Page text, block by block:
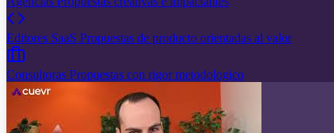
Editores SaaS Propuestas de producto orientadas al valor
Consultoras Propuestas con rigor metodologico